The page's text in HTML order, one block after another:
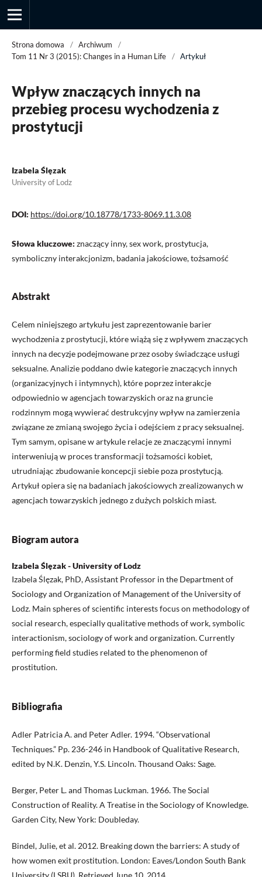
Przegląd Socjologii Jakościowej
Strona domowa / Archiwum
/
Tom 11 Nr 3 (2015): Changes in a Human Life
/ Artykuł
Wpływ znaczących innych na
przebieg procesu wychodzenia z
prostytucji
Izabela Ślęzak
University of Lodz
DOI: https://doi.org/10.18778/1733-8069.11.3.08
Słowa kluczowe: znaczący inny, sex work, prostytucja,
symboliczny interakcjonizm, badania jakościowe, tożsamość
Abstrakt
Celem niniejszego artykułu jest zaprezentowanie barier
wychodzenia z prostytucji, które wiążą się z wpływem znaczących
innych na decyzje podejmowane przez osoby świadczące usługi
seksualne. Analizie poddano dwie kategorie znaczących innych
(organizacyjnych i intymnych), które poprzez interakcje
odpowiednio w agencjach towarzyskich oraz na gruncie
rodzinnym mogą wywierać destrukcyjny wpływ na zamierzenia
związane ze zmianą swojego życia i odejściem z pracy seksualnej.
Tym samym, opisane w artykule relacje ze znaczącymi innymi
interweniują w proces transformacji tożsamości kobiet,
utrudniając zbudowanie koncepcji siebie poza prostytucją.
Artykuł opiera się na badaniach jakościowych zrealizowanych w
agencjach towarzyskich jednego z dużych polskich miast.
Biogram autora
Izabela Ślęzak - University of Lodz
Izabela Ślęzak, PhD, Assistant Professor in the Department of
Sociology and Organization of Management of the University of
Lodz. Main spheres of scientific interests focus on methodology of
social research, especially qualitative methods of work, symbolic
interactionism, sociology of work and organization. Currently
performing field studies related to the phenomenon of
prostitution.
Bibliografia
Adler Patricia A. and Peter Adler. 1994. “Observational
Techniques.” Pp. 236-246 in Handbook of Qualitative Research,
edited by N.K. Denzin, Y.S. Lincoln. Thousand Oaks: Sage.
Berger, Peter L. and Thomas Luckman. 1966. The Social
Construction of Reality. A Treatise in the Sociology of Knowledge.
Garden City, New York: Doubleday.
Bindel, Julie, et al. 2012. Breaking down the barriers: A study of
how women exit prostitution. London: Eaves/London South Bank
University (LSBU). Retrieved June 10, 2014